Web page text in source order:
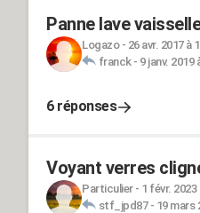
Panne lave
Logazo- 26 avr. 2017 à
franck- 9 janv. 2019
6 réponses
Voyant verres
Particulier- 1 févr. 2023
stf_jpd87- 19 mars